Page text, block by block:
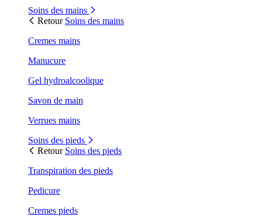
Soins des mains
Retour Soins des mains
Cremes mains
Manucure
Gel hydroalcoolique
Savon de main
Verrues mains
Soins des pieds
Retour Soins des pieds
Transpiration des pieds
Pedicure
Cremes pieds